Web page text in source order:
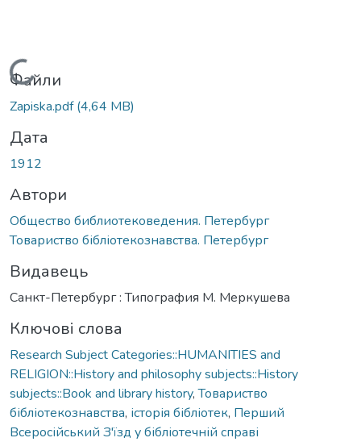
Вантажиться...
Файли
Zapiska.pdf(4,64 MB)
Дата
1912
Автори
Общество библиотековедения. Петербург
Товариство бібліотекознавства. Петербург
Видавець
Санкт-Петербург : Типография М. Меркушева
Ключові слова
Research Subject Categories::HUMANITIES and
RELIGION::History and philosophy subjects::History
subjects::Book and library history,Товариство
бібліотекознавства, історія бібліотек, Перший
Всеросійський З'їзд у бібліотечній справі